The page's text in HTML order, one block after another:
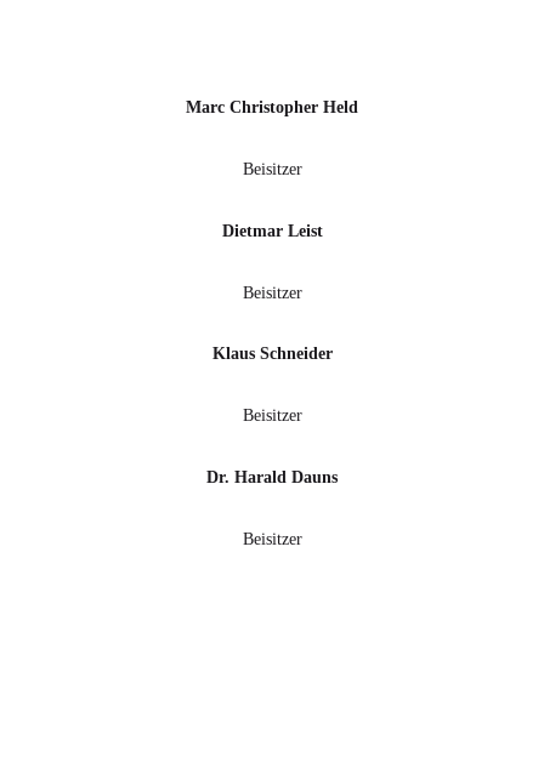
Marc Christopher Held
Beisitzer
Dietmar Leist
Beisitzer
Klaus Schneider
Beisitzer
Dr. Harald Dauns
Beisitzer